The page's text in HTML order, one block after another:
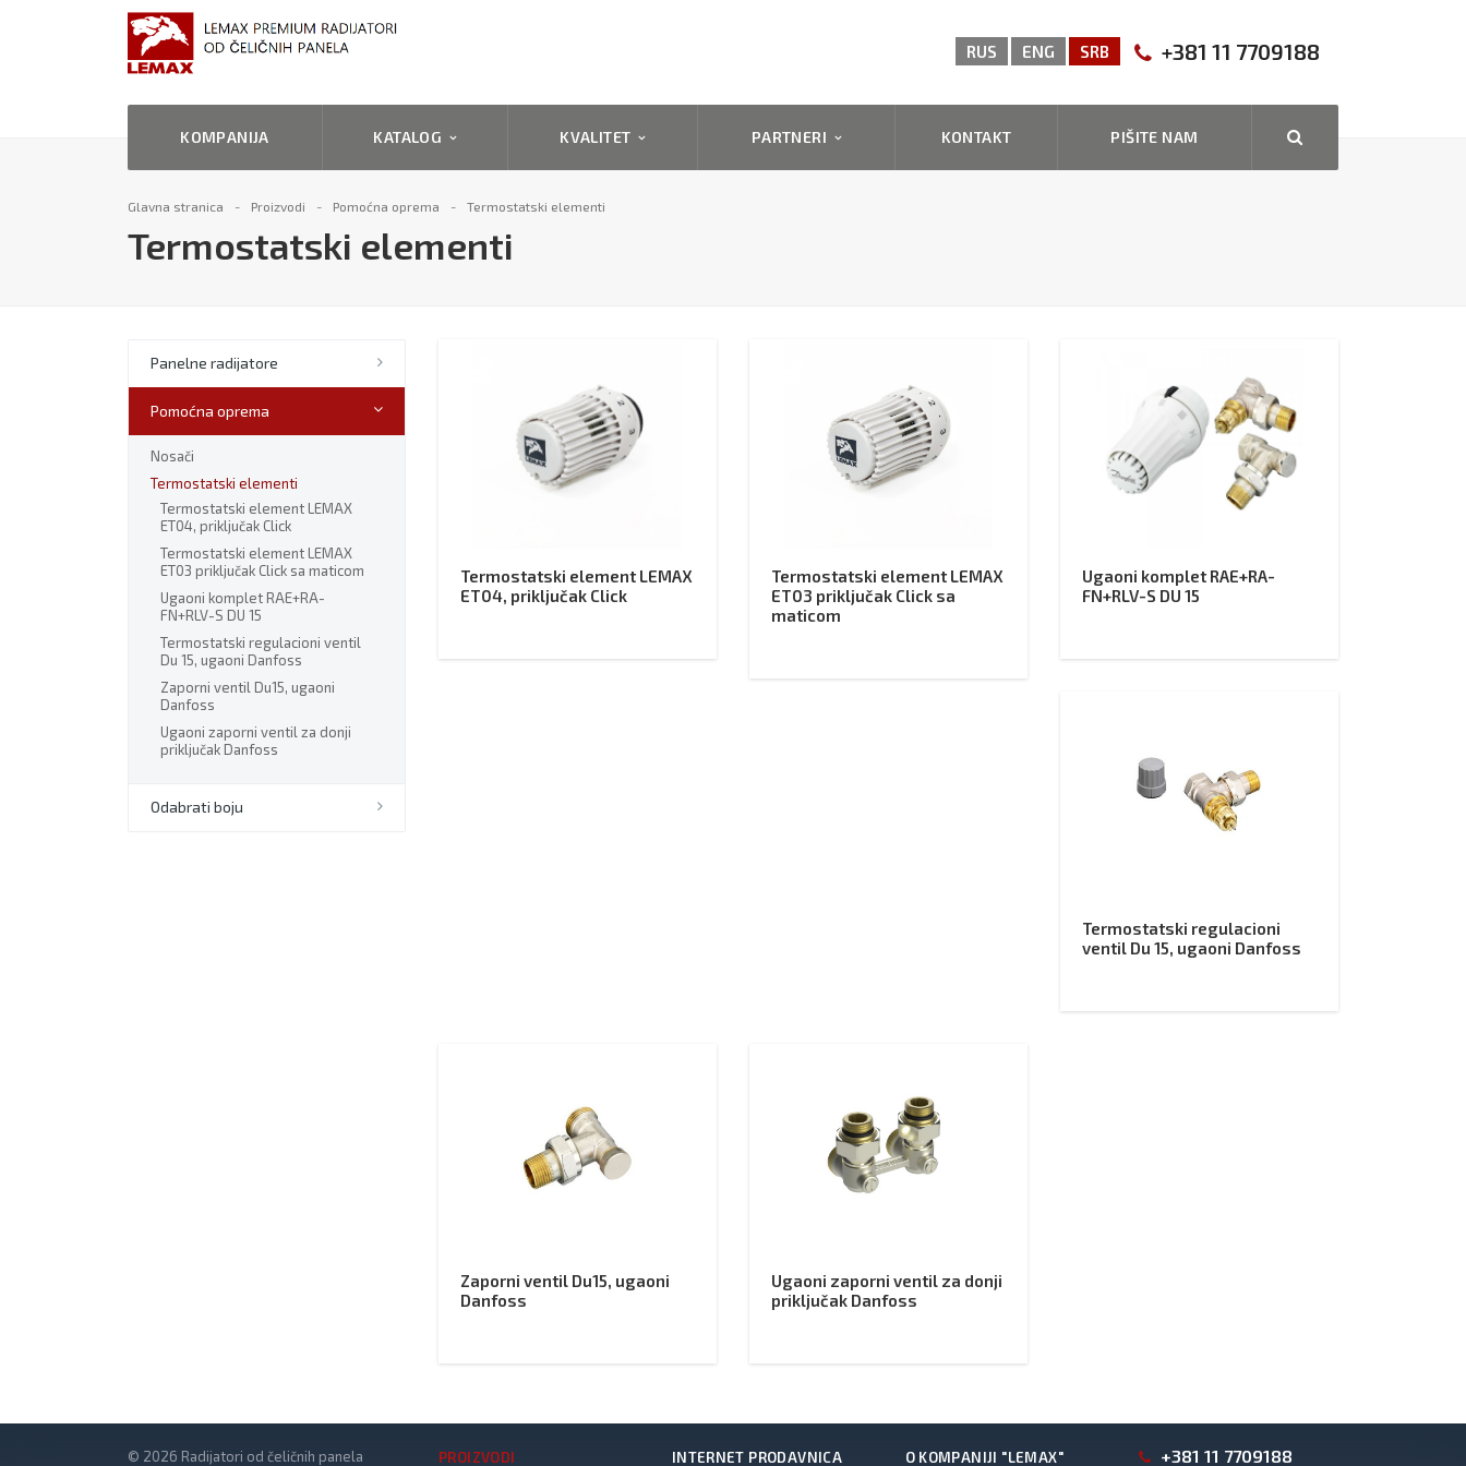
+381 11 7709188
RUS ENG SRB
KOMPANIJA KATALOG KVALITET PARTNERI KONTAKT PIŠITE NAM
Glavna stranica Proizvodi Pomoćna oprema Termostatski elementi
Termostatski elementi
Panelne radijatore
Pomoćna oprema
Nosači
Termostatski elementi
Termostatski element LEMAX
ET04, priključak Click
Termostatski element LEMAX
ET03 priključak Click sa maticom
Ugaoni komplet RAE+RA-
FN+RLV-S DU 15
Termostatski regulacioni ventil
Du 15, ugaoni Danfoss
Zaporni ventil Du15, ugaoni
Danfoss
Ugaoni zaporni ventil za donji
priključak Danfoss
Odabrati boju
Termostatski element LEMAX
ET04, priključak Click
Termostatski element LEMAX
ET03 priključak Click sa
maticom
Ugaoni komplet RAE+RA-
FN+RLV-S DU 15
Termostatski regulacioni
ventil Du 15, ugaoni Danfoss
Zaporni ventil Du15, ugaoni
Danfoss
Ugaoni zaporni ventil za donji
priključak Danfoss
© 2026 Radijatori od čeličnih panela PROIZVODI INTERNET PRODAVNICA O KOMPANIJI "LEMAX" +381 11 7709188